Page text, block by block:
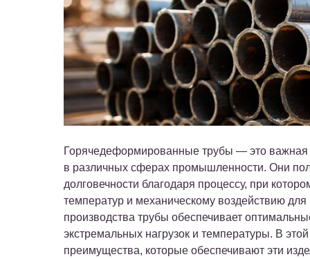
Горячедеформированные трубы — это важная
в различных сферах промышленности. Они
долговечности благодаря процессу, при
температур и механическому воздействию
производства трубы обеспечивает
экстремальных нагрузок и температуры. В
преимущества, которые обеспечивают эти